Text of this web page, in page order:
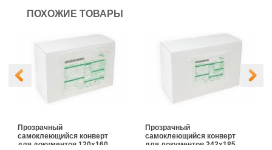
ПОХОЖИЕ ТОВАРЫ
Прозрачный
самоклеющийся конверт
для документов 120х160
Прозрачный
самоклеющийся конверт
для документов 242х185